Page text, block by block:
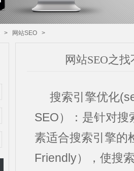
> 网站SEO >
网站SEO之
搜索引擎优化
SEO）：是针对搜
素适合搜索引擎的
Friendly），使搜